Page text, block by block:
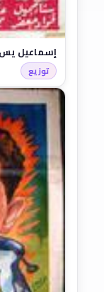
إسماعيل يس
توزيع